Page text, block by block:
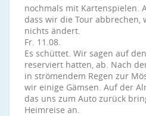
nochmals mit Kartenspielen.
dass wir die Tour abbrechen,
nichts ändert.
Fr. 11.08.
Es schüttet. Wir sagen auf
reserviert hatten, ab. Nach
in strömendem Regen zur
wir einige Gämsen. Auf der
das uns zum Auto zurück
Heimreise an.